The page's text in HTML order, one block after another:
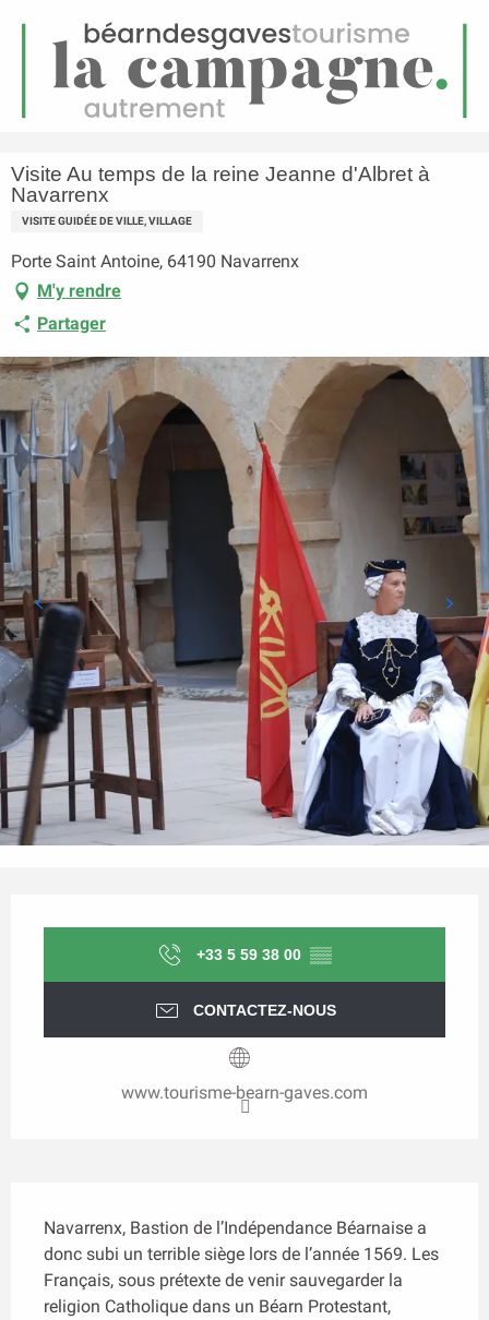
Menu
Visite Au temps de la reine Jeanne d'Albret à Navarrenx
Visite Au temps de la reine Jeanne d'Albret à
Navarrenx
VISITE GUIDÉE DE VILLE, VILLAGE
Porte Saint Antoine, 64190 Navarrenx
M'y rendre
Partager
+33 5 59 38 00 ▒▒
CONTACTEZ-NOUS
www.tourisme-bearn-gaves.com
Navarrenx, Bastion de l’Indépendance Béarnaise a
donc subi un terrible siège lors de l’année 1569. Les
Français, sous prétexte de venir sauvegarder la
religion Catholique dans un Béarn Protestant,